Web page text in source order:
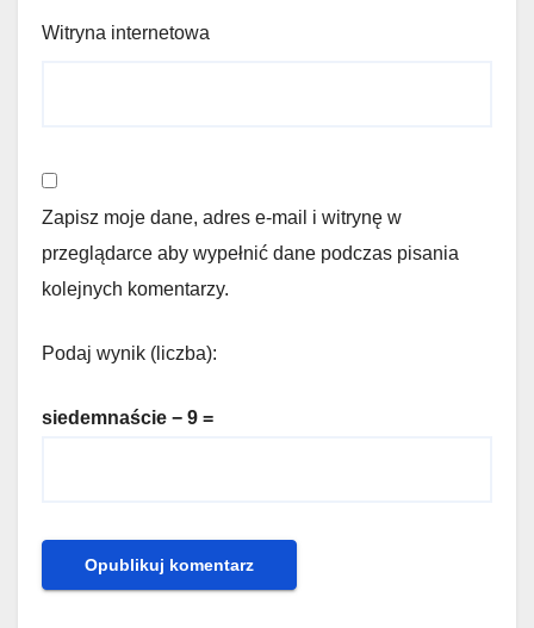
Witryna internetowa
Zapisz moje dane, adres e-mail i witrynę w
przeglądarce aby wypełnić dane podczas pisania
kolejnych komentarzy.
Podaj wynik (liczba):
siedemnaście − 9 =